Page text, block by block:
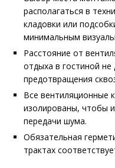
располагаться в
кладовки или
минимальным
Расстояние от
отдыха в гостиной
предотвращения
Все вентиляционные
изолированы, чтобы
передачи шума.
Обязательная
трактах